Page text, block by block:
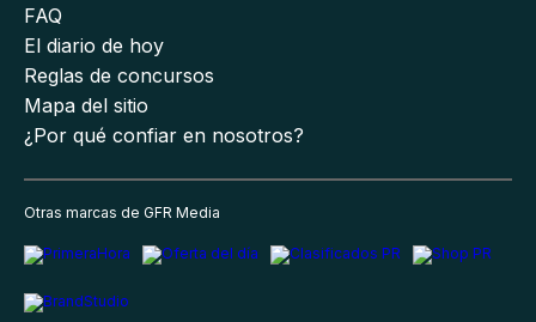
FAQ
El diario de hoy
Reglas de concursos
Mapa del sitio
¿Por qué confiar en nosotros?
Otras marcas de GFR Media